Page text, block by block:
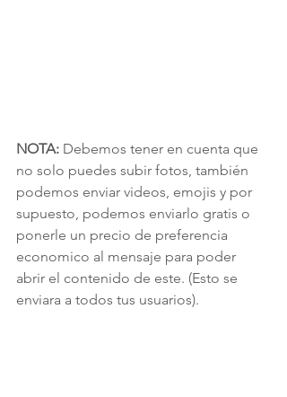
NOTA: Debemos tener en cuenta que
no solo puedes subir fotos, también
podemos enviar videos, emojis y por
supuesto, podemos enviarlo gratis o
ponerle un precio de preferencia
economico al mensaje para poder
abrir el contenido de este. (Esto se
enviara a todos tus usuarios).